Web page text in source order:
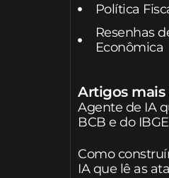
Política
Resenhas
Econômica
Artigos mais
Agente de IA
BCB e do
Como
IA que lê as